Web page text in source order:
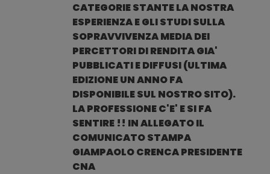
CATEGORIE STANTE LA NOSTRA
ESPERIENZA E GLI STUDI SULLA
SOPRAVVIVENZA MEDIA DEI
PERCETTORI DI RENDITA GIA'
PUBBLICATI E DIFFUSI (ULTIMA
EDIZIONE UN ANNO FA
DISPONIBILE SUL NOSTRO SITO).
LA PROFESSIONE C'E' E SI FA
SENTIRE !! IN ALLEGATO IL
COMUNICATO STAMPA
GIAMPAOLO CRENCA PRESIDENTE
CNA